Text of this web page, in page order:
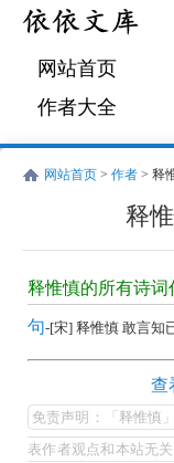
网站首页
作者大全
网站首页 > 作者 > 释
释
释
惟
慎
词
作
释惟慎的所有诗词
句-[宋] 释惟慎 敢言知
惟
慎
查
免责声明：「释惟慎
表作者观点和本站无